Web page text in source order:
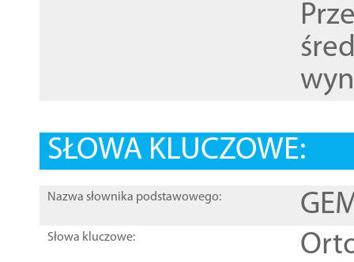
SŁOWA KLUCZOWE:
Nazwa słownika podstawowego:
Słowa kluczowe: